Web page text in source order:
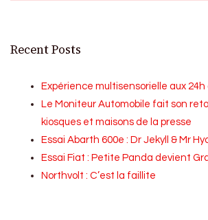
Recent Posts
Expérience multisensorielle aux 24h
Le Moniteur Automobile fait son
kiosques et maisons de la presse
Essai Abarth 600e : Dr Jekyll & Mr
Essai Fiat : Petite Panda devient
Northvolt : C’est la faillite